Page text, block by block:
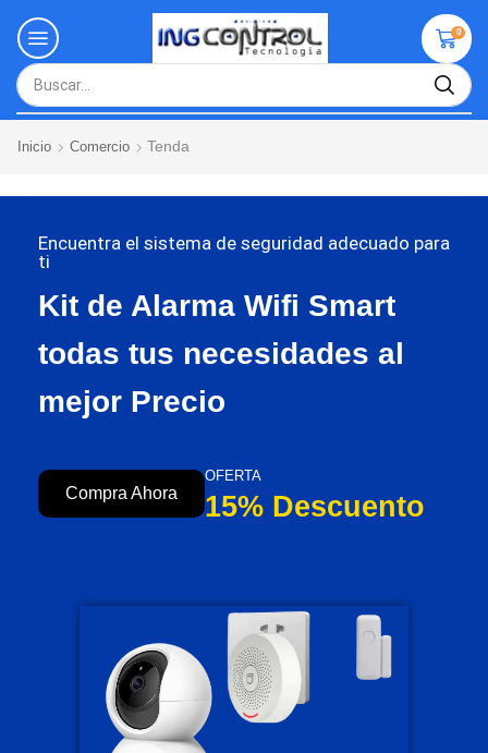
0
Inicio Comercio Tenda
Encuentra el sistema de seguridad adecuado para
ti
Kit de Alarma Wifi Smart
todas tus necesidades al
mejor Precio
Compra Ahora
OFERTA
15% Descuento